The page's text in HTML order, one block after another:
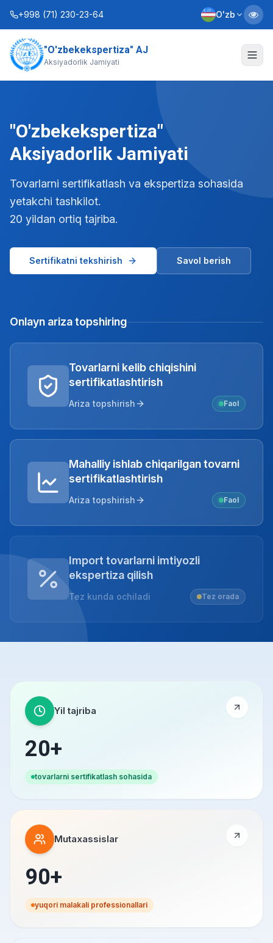
+998 (71) 230-23-64 O'zb
"O'zbekekspertiza" AJ
Aksiyadorlik Jamiyati
Biz haqimizda
Axborot xizmati
Nizom Biznes rejalar
+998 (90) 712-12-36
"O'zbekekspertiza"
Aksiyadorlik Jamiyati
Tovarlarni sertifikatlash va ekspertiza sohasida
yetakchi tashkilot.
20 yildan ortiq tajriba.
Sertifikatni tekshirish Savol berish
Onlayn ariza topshiring
Tovarlarni kelib chiqishini
sertifikatlashtirish
Ariza topshirish Faol
Mahalliy ishlab chiqarilgan tovarni
sertifikatlashtirish
Ariza topshirish Faol
Import tovarlarni imtiyozli
ekspertiza qilish
Tez kunda ochiladi Tez orada
Yil tajriba
20+
tovarlarni sertifikatlash sohasida
Mutaxassislar
90+
yuqori malakali professionallari